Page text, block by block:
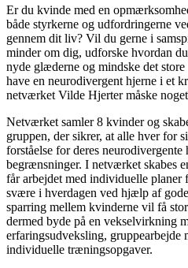
Er du kvinde med en
både styrkerne og udfordringerne
gennem dit liv? Vil du gerne i
minder om dig, udforske hvordan
nyde glæderne og mindske det
have en neurodivergent hjerne i et
netværket Vilde Hjerter måske
Netværket samler 8 kvinder og
gruppen, der sikrer, at alle hver for
forståelse for deres
begrænsninger. I netværket skabes
får arbejdet med individuelle planer
svære i hverdagen ved hjælp af
sparring mellem kvinderne vil få
dermed byde på en vekselvirkning
erfaringsudveksling, gruppearbejde
individuelle træningsopgaver.